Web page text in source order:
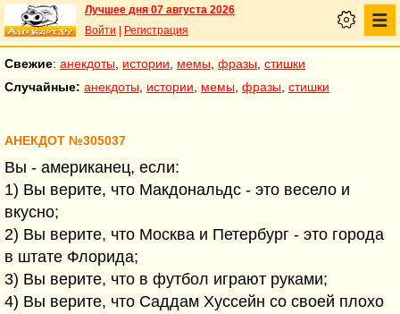
Лучшее дня 07 августа 2026
Войти
Регистрация
Свежие: анекдоты истории мемы фразы стишки
Случайные: анекдоты истории мемы фразы стишки
АНЕКДОТ №305037
Вы - американец, если:
1) Вы верите, что Макдональдс - это весело и
вкусно;
2) Вы верите, что Москва и Петербург - это города
в штате Флорида;
3) Вы верите, что в футбол играют руками;
4) Вы верите, что Саддам Хуссейн со своей плохо